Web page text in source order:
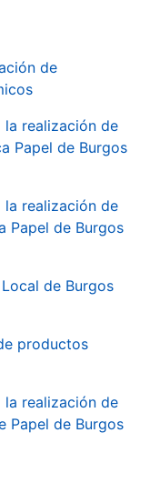
de
la realización de
Papel de Burgos
la realización de
Papel de Burgos
de Burgos
productos
la realización de
Papel de Burgos